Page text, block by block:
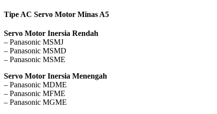
Tipe AC Servo Motor Minas A5
Servo Motor Inersia Rendah
– Panasonic MSMJ
– Panasonic MSMD
– Panasonic MSME
Servo Motor Inersia Menengah
– Panasonic MDME
– Panasonic MFME
– Panasonic MGME